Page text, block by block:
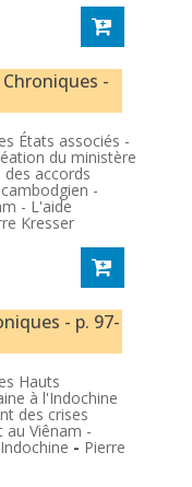
-
États associés -
du ministère
des accords
-
- L'aide
Kresser
- p. 97-
Hauts
à l'Indochine
des crises
au Viênam -
- Pierre